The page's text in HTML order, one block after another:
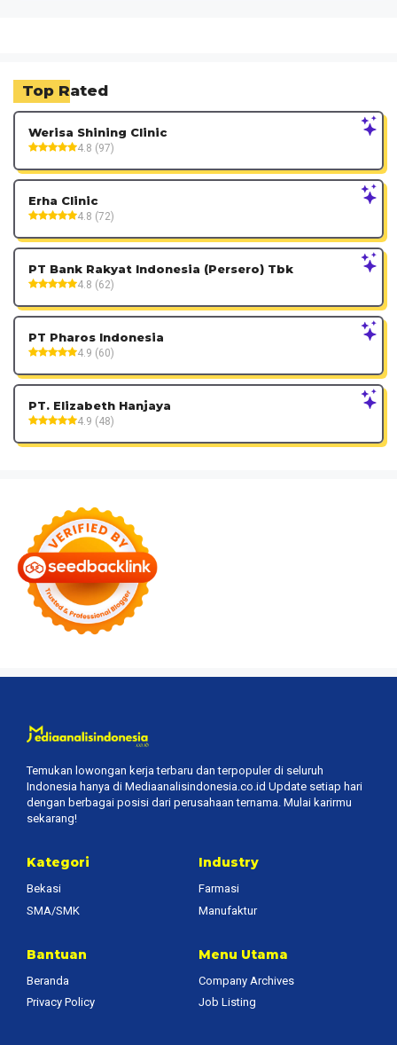
Top Rated
Werisa Shining Clinic
4.8 (97)
Erha Clinic
4.8 (72)
PT Bank Rakyat Indonesia (Persero) Tbk
4.8 (62)
PT Pharos Indonesia
4.9 (60)
PT. Elizabeth Hanjaya
4.9 (48)
Temukan lowongan kerja terbaru dan terpopuler di seluruh
Indonesia hanya di Mediaanalisindonesia.co.id Update setiap hari
dengan berbagai posisi dari perusahaan ternama. Mulai karirmu
sekarang!
Kategori
Bekasi
SMA/SMK
Industry
Farmasi
Manufaktur
Bantuan
Beranda
Privacy Policy
Menu Utama
Company Archives
Job Listing